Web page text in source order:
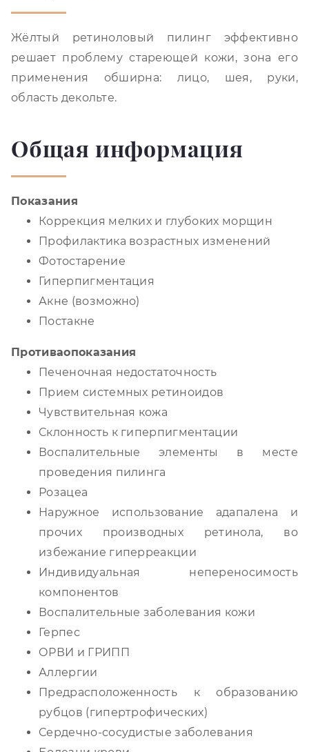
Жёлтый ретиноловый пилинг эффективно
решает проблему стареющей кожи, зона его
применения обширна: лицо, шея, руки,
область декольте.
Общая информация
Показания
Коррекция мелких и глубоких морщин
Профилактика возрастных изменений
Фотостарение
Гиперпигментация
Акне (возможно)
Постакне
Противаопоказания
Печеночная недостаточность
Прием системных ретиноидов
Чувствительная кожа
Склонность к гиперпигментации
Воспалительные элементы в месте
проведения пилинга
Розацеа
Наружное использование адапалена и
прочих производных ретинола, во
избежание гиперреакции
Индивидуальная непереносимость
компонентов
Воспалительные заболевания кожи
Герпес
ОРВИ и ГРИПП
Аллергии
Предрасположенность к образованию
рубцов (гипертрофических)
Сердечно-сосудистые заболевания